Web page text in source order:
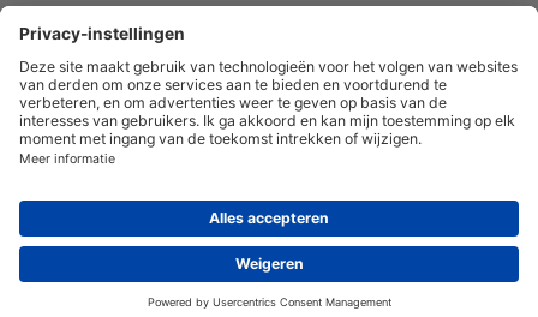
Cookie-instellingen
We kunnen een commissie ontvangen als je een van
Over onsNieuwsInformatiePrivacybeleidJuridisch
info@lenspricer.be
DK44428156